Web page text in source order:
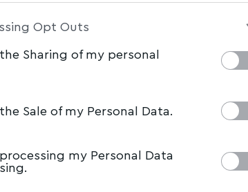
Opt Outs
Sharing of my personal
Sale of my Personal Data.
my Personal Data